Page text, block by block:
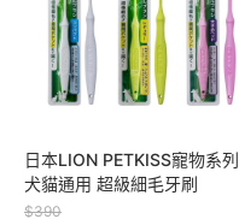
日本LION PETKISS寵物系列
犬貓通用 超級細毛牙刷
$390